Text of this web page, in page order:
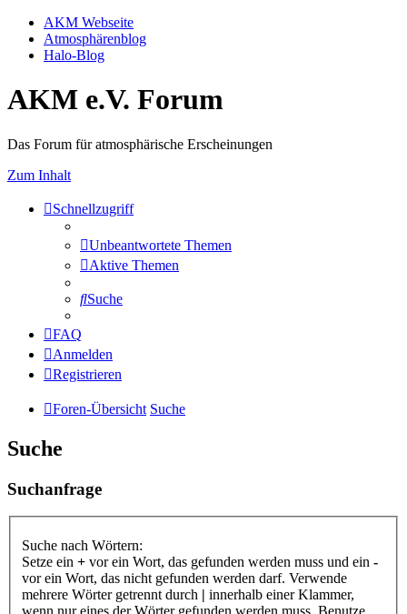
AKM Webseite
Atmosphärenblog
Halo-Blog
AKM e.V. Forum
Das Forum für atmosphärische Erscheinungen
Zum Inhalt
Schnellzugriff
Unbeantwortete Themen
Aktive Themen
Suche
FAQ
Anmelden
Registrieren
Foren-Übersicht Suche
Suche
Suchanfrage
Suche nach Wörtern:
Setze ein + vor ein Wort, das gefunden werden muss und ein -
vor ein Wort, das nicht gefunden werden darf. Verwende
mehrere Wörter getrennt durch | innerhalb einer Klammer,
wenn nur eines der Wörter gefunden werden muss. Benutze